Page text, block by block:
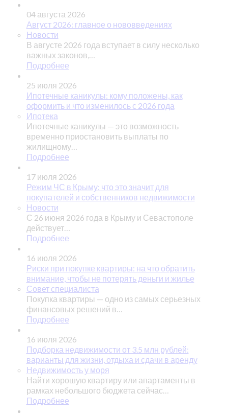
04 августа 2026
Август 2026: главное о нововведениях
Новости
В августе 2026 года вступает в силу несколько
важных законов,…
Подробнее
25 июля 2026
Ипотечные каникулы: кому положены, как
оформить и что изменилось с 2026 года
Ипотека
Ипотечные каникулы — это возможность
временно приостановить выплаты по
жилищному…
Подробнее
17 июля 2026
Режим ЧС в Крыму: что это значит для
покупателей и собственников недвижимости
Новости
С 26 июня 2026 года в Крыму и Севастополе
действует…
Подробнее
16 июля 2026
Риски при покупке квартиры: на что обратить
внимание, чтобы не потерять деньги и жилье
Совет специалиста
Покупка квартиры — одно из самых серьезных
финансовых решений в…
Подробнее
16 июля 2026
Подборка недвижимости от 3.5 млн рублей:
варианты для жизни, отдыха и сдачи в аренду
Недвижимость у моря
Найти хорошую квартиру или апартаменты в
рамках небольшого бюджета сейчас…
Подробнее